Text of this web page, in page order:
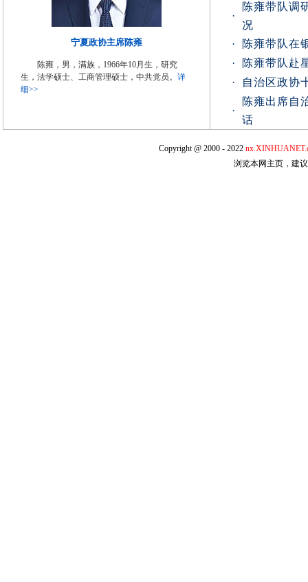
宁夏政协主席陈雍
陈雍，男，满族，1966年10月生，研究
生，法学硕士、工商管理硕士，中共党员。 详
细>>
·
陈雍带队调
况
·
陈雍带队在
·
陈雍带队赴
·
自治区政协
·
陈雍出席自
话
Copyright @ 2000 - 2022
浏览本网主页，建